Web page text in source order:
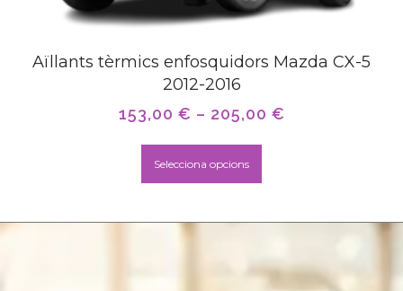
Aïllants tèrmics enfosquidors Mazda CX-5
2012-2016
153,00 € – 205,00 €
Selecciona opcions